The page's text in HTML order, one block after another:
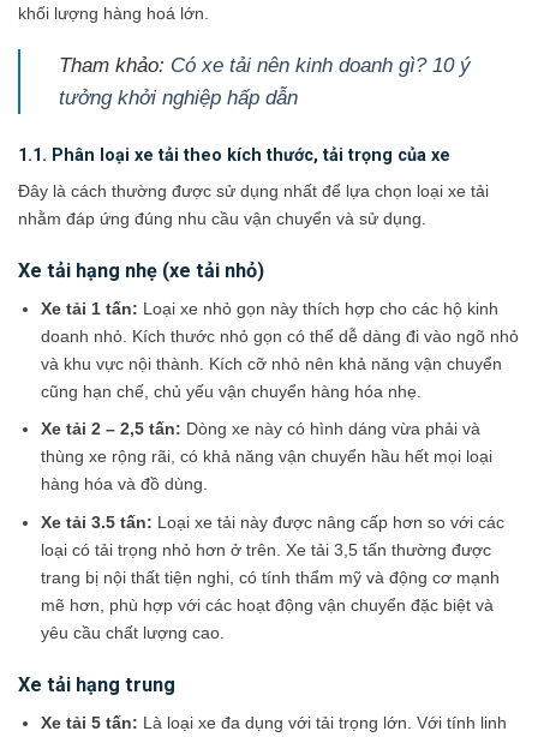
khối lượng hàng hoá lớn.
Tham khảo: Có xe tải nên kinh doanh gì? 10 ý
tưởng khởi nghiệp hấp dẫn
1.1. Phân loại xe tải theo kích thước, tải trọng của xe
Đây là cách thường được sử dụng nhất để lựa chọn loại xe tải
nhằm đáp ứng đúng nhu cầu vận chuyển và sử dụng.
Xe tải hạng nhẹ (xe tải nhỏ)
Xe tải 1 tấn: Loại xe nhỏ gọn này thích hợp cho các hộ kinh
doanh nhỏ. ​Kích thước nhỏ gọn có thể dễ dàng đi vào ngõ nhỏ
và khu vực nội thành. Kích cỡ nhỏ nên khả năng vận chuyển
cũng hạn chế, chủ yếu vận chuyển hàng hóa nhẹ.
Xe tải 2 – 2,5 tấn: Dòng xe này có hình dáng vừa phải và
thùng xe rộng rãi, có khả năng vận chuyển hầu hết mọi loại
hàng hóa và đồ dùng.
Xe tải 3.5 tấn: Loại xe tải này được nâng cấp hơn so với các
loại có tải trọng nhỏ hơn ở trên. Xe tải 3,5 tấn thường được
trang bị nội thất tiện nghi, có tính thẩm mỹ và động cơ mạnh
mẽ hơn, phù hợp với các hoạt động vận chuyển đặc biệt và
yêu cầu chất lượng cao.
Xe tải hạng trung
Xe tải 5 tấn: Là loại xe đa dụng với tải trọng lớn. Với tính linh